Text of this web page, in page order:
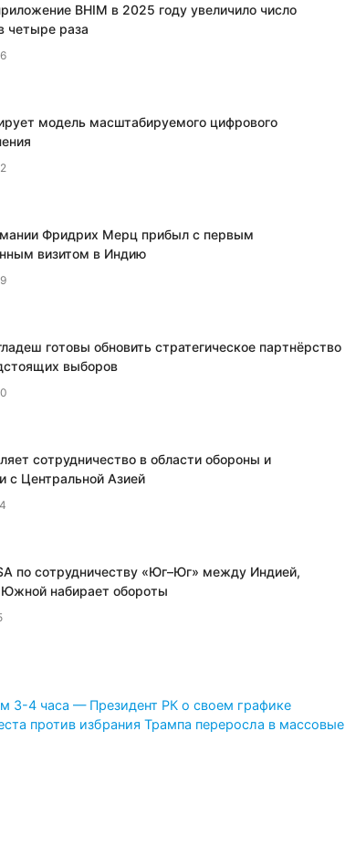
BHIM в 2025 году увеличило число
четыре раза
модель масштабируемого цифрового
Фридрих Мерц прибыл с первым
визитом в Индию
готовы обновить стратегическое партнёрство
выборов
сотрудничество в области обороны и
с Центральной Азией
по сотрудничеству «Юг–Юг» между Индией,
Южной набирает обороты
3-4 часа — Президент РК о своем графике
против избрания Трампа переросла в массовые